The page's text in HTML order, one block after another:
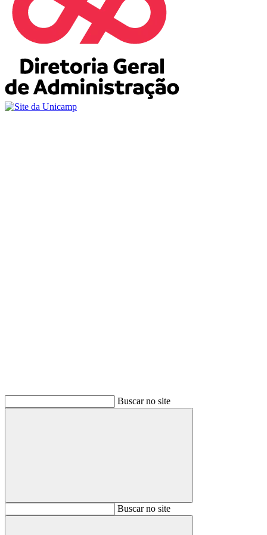
Buscar no site
BuscarBuscar no site